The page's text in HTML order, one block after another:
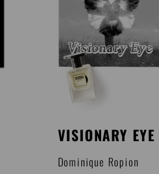
VISIONARY EYE
Dominique Ropion